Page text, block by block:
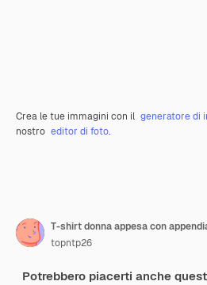
Crea le tue immagini con il generatore di
nostro editor di foto.
T-shirt donna appesa con
topntp26
Potrebbero piacerti anche